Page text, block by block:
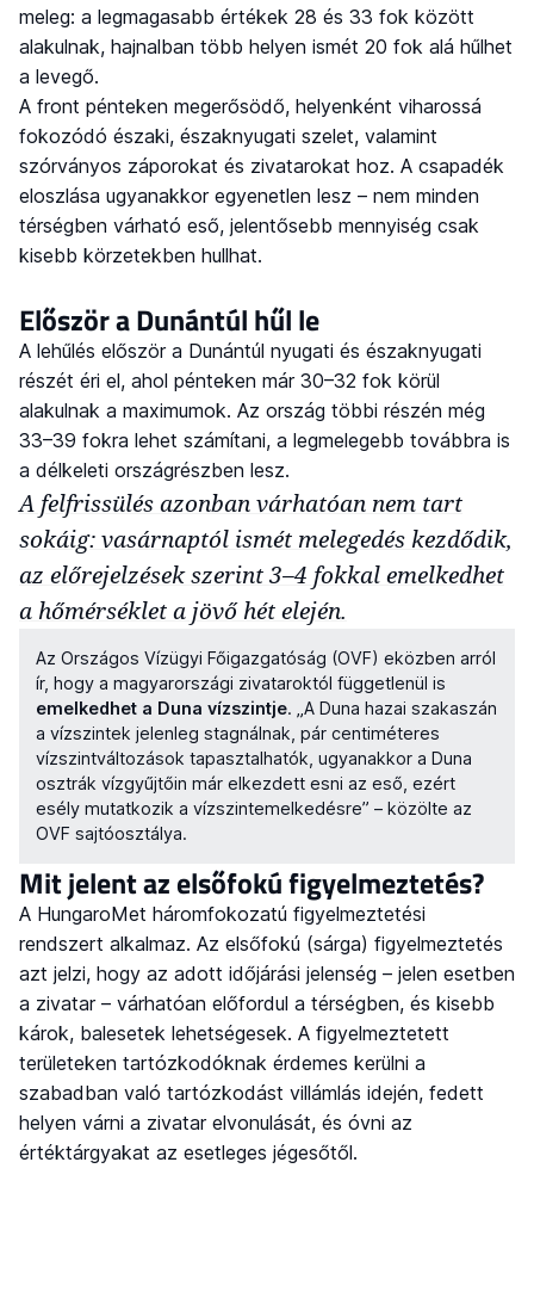
meleg: a legmagasabb értékek 28 és 33 fok között
alakulnak, hajnalban több helyen ismét 20 fok alá hűlhet
a levegő.
A front pénteken megerősödő, helyenként viharossá
fokozódó északi, északnyugati szelet, valamint
szórványos záporokat és zivatarokat hoz. A csapadék
eloszlása ugyanakkor egyenetlen lesz – nem minden
térségben várható eső, jelentősebb mennyiség csak
kisebb körzetekben hullhat.
Először a Dunántúl hűl le
A lehűlés először a Dunántúl nyugati és északnyugati
részét éri el, ahol pénteken már 30–32 fok körül
alakulnak a maximumok. Az ország többi részén még
33–39 fokra lehet számítani, a legmelegebb továbbra is
a délkeleti országrészben lesz.
A felfrissülés azonban várhatóan nem tart
sokáig: vasárnaptól ismét melegedés kezdődik,
az előrejelzések szerint 3–4 fokkal emelkedhet
a hőmérséklet a jövő hét elején.
Az Országos Vízügyi Főigazgatóság (OVF) eközben arról
ír, hogy a magyarországi zivataroktól függetlenül is
emelkedhet a Duna vízszintje. „A Duna hazai szakaszán
a vízszintek jelenleg stagnálnak, pár centiméteres
vízszintváltozások tapasztalhatók, ugyanakkor a Duna
osztrák vízgyűjtőin már elkezdett esni az eső, ezért
esély mutatkozik a vízszintemelkedésre” – közölte az
OVF sajtóosztálya.
Mit jelent az elsőfokú figyelmeztetés?
A HungaroMet háromfokozatú figyelmeztetési
rendszert alkalmaz. Az elsőfokú (sárga) figyelmeztetés
azt jelzi, hogy az adott időjárási jelenség – jelen esetben
a zivatar – várhatóan előfordul a térségben, és kisebb
károk, balesetek lehetségesek. A figyelmeztetett
területeken tartózkodóknak érdemes kerülni a
szabadban való tartózkodást villámlás idején, fedett
helyen várni a zivatar elvonulását, és óvni az
értéktárgyakat az esetleges jégesőtől.